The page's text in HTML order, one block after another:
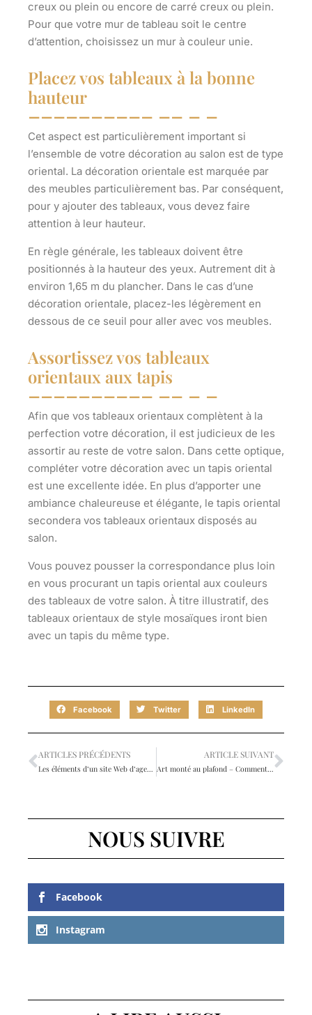
creux ou plein ou encore de carré creux ou plein.
Pour que votre mur de tableau soit le centre
d’attention, choisissez un mur à couleur unie.
Placez vos tableaux à la bonne
hauteur
Cet aspect est particulièrement important si
l’ensemble de votre décoration au salon est de type
oriental. La décoration orientale est marquée par
des meubles particulièrement bas. Par conséquent,
pour y ajouter des tableaux, vous devez faire
attention à leur hauteur.
En règle générale, les tableaux doivent être
positionnés à la hauteur des yeux. Autrement dit à
environ 1,65 m du plancher. Dans le cas d’une
décoration orientale, placez-les légèrement en
dessous de ce seuil pour aller avec vos meubles.
Assortissez vos tableaux
orientaux aux tapis
Afin que vos tableaux orientaux complètent à la
perfection votre décoration, il est judicieux de les
assortir au reste de votre salon. Dans cette optique,
compléter votre décoration avec un tapis oriental
est une excellente idée. En plus d’apporter une
ambiance chaleureuse et élégante, le tapis oriental
secondera vos tableaux orientaux disposés au
salon.
Vous pouvez pousser la correspondance plus loin
en vous procurant un tapis oriental aux couleurs
des tableaux de votre salon. À titre illustratif, des
tableaux orientaux de style mosaïques iront bien
avec un tapis du même type.
Facebook Twitter LinkedIn
ARTICLES PRÉCÉDENTS
Les éléments d’un site Web d’agent immobilier réussi
ARTICLE SUIVANT
Art monté au plafond – Comment suspendre des sphères et des lanternes
NOUS SUIVRE
Facebook
Instagram